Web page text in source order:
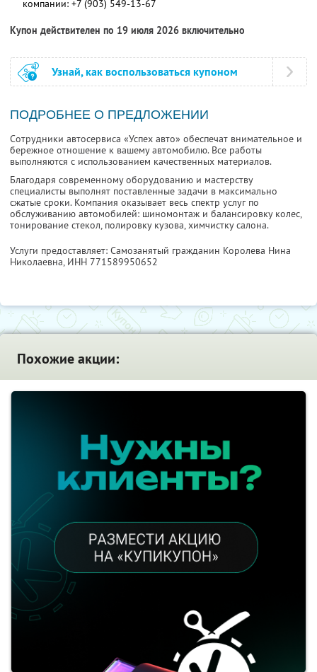
компании: +7 (903) 549-13-67
Купон действителен по 19 июля 2026 включительно
Узнай, как воспользоваться купоном
ПОДРОБНЕЕ О ПРЕДЛОЖЕНИИ
Сотрудники автосервиса «Успех авто» обеспечат внимательное и
бережное отношение к вашему автомобилю. Все работы
выполняются с использованием качественных материалов.
Благодаря современному оборудованию и мастерству
специалисты выполнят поставленные задачи в максимально
сжатые сроки. Компания оказывает весь спектр услуг по
обслуживанию автомобилей: шиномонтаж и балансировку колес,
тонирование стекол, полировку кузова, химчистку салона.
Услуги предоставляет: Самозанятый гражданин Королева Нина
Николаевна, ИНН 771589950652
Похожие акции: